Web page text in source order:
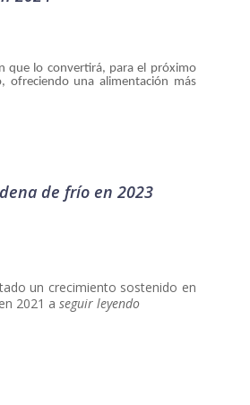
que lo convertirá, para el próximo
ofreciendo una alimentación más
de frío en 2023
un crecimiento sostenido en
2021 a seguir leyendo